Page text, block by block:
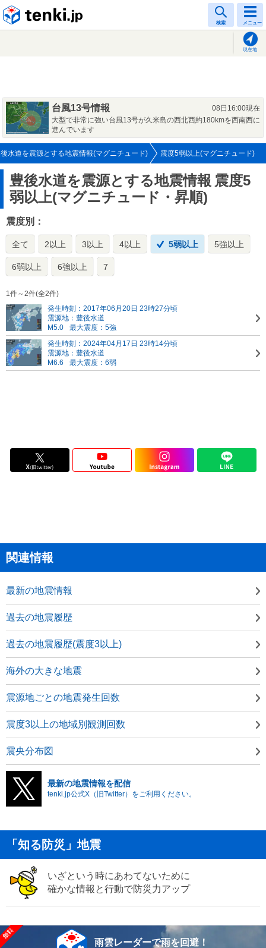
検索 メニュー
現在地
台風13号情報
08日16:00現在
大型で非常に強い台風13号が久米島の西北西約180kmを西南西に
進んでいます
水道を震源とする地震情報(マグニチュード) 震度5弱以上(マグニチュード)
豊後水道を震源とする地震情報 震度5
弱以上(マグニチュード・昇順)
震度別：
全て 2以上 3以上 4以上 5弱以上 5強以上
6弱以上 6強以上 7
1件～2件(全2件)
発生時刻：2017年06月20日 23時27分頃
震源地：豊後水道
M5.0
最大震度：5強
発生時刻：2024年04月17日 23時14分頃
震源地：豊後水道
M6.6
最大震度：6弱
関連情報
最新の地震情報
過去の地震履歴
過去の地震履歴(震度3以上)
海外の大きな地震
震源地ごとの地震発生回数
震度3以上の地域別観測回数
震央分布図
最新の地震情報を配信
tenki.jp公式X（旧Twitter）をご利用ください。
「知る防災」地震
いざという時にあわてないために
確かな情報と行動で防災力アップ
雨雲レーダーで雨を回避！